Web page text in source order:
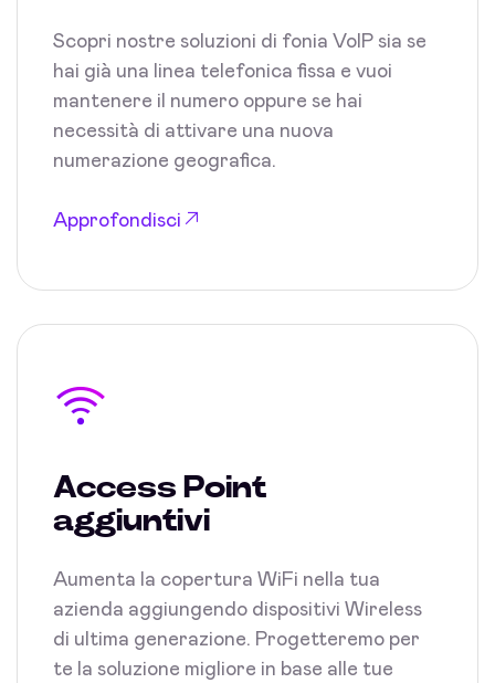
Scopri nostre soluzioni di fonia VoIP sia se
hai già una linea telefonica fissa e vuoi
mantenere il numero oppure se hai
necessità di attivare una nuova
numerazione geografica.
Approfondisci
Access Point
aggiuntivi
Aumenta la copertura WiFi nella tua
azienda aggiungendo dispositivi Wireless
di ultima generazione. Progetteremo per
te la soluzione migliore in base alle tue